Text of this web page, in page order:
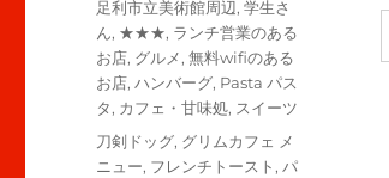
ゴ
リ
ー
足利市立美術館周辺,学生さ
ん, ★★★, ランチ営業のある
お店, グルメ,無料wifiのある
お店,ハンバーグ, Pasta パス
タ, カフェ・甘味処, スイーツ
タ
グ
刀剣ドッグ, グリムカフェ メ
ニュー, フレンチトースト,パ